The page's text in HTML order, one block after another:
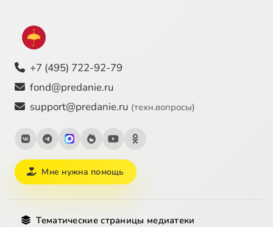
28 Глава 27
+7 (495) 722-92-79
fond@predanie.ru
support@predanie.ru (техн.вопросы)
Мне нужна помощь
Тематические страницы медиатеки